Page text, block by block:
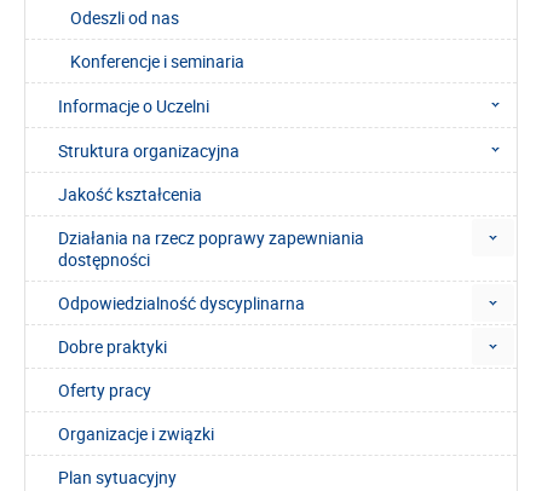
Odeszli od nas
Konferencje i seminaria
Informacje o Uczelni
Struktura organizacyjna
Jakość kształcenia
Działania na rzecz poprawy zapewniania
dostępności
Odpowiedzialność dyscyplinarna
Dobre praktyki
Oferty pracy
Organizacje i związki
Plan sytuacyjny